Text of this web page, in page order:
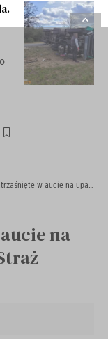
na upale. Interweniowała Straż Pożarna (ZDJĘCIA)
na